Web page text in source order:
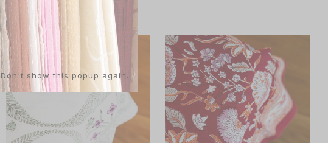
Don't show this popup again.
60.00